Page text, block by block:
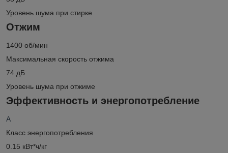
Уровень шума при стирке
Отжим
1400 об/мин
Максимальная скорость отжима
74 дБ
Уровень шума при отжиме
Эффективность и энергопотребление
A
Класс энергопотребления
0.15 кВт*ч/кг